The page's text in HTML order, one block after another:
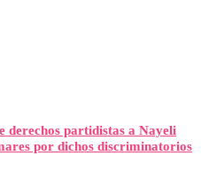
derechos partidistas a Nayeli
por dichos discriminatorios